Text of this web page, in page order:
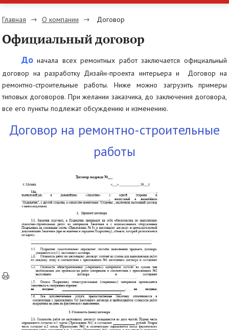
Главная О компании Договор
Официальный договор
Доначала всех ремонтных работ заключается официальный
договор на разработку Дизайн-проекта интерьера и Договор на
ремонтно-строительные работы. Ниже можно загрузить примеры
типовых договоров. При желании заказчика, до заключения договора,
все его пункты подлежат обсуждению и изменению.
Договор на ремонтно-строительные
работы